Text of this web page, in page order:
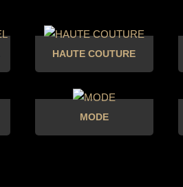
HAUTE COUTURE
MODE